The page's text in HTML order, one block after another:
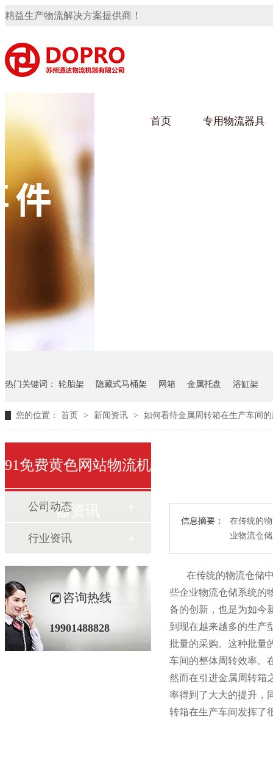
精益生产物流解决方案提供商！
首页 专用物流器具
91免费观看视频架
变速箱托盘
发动机料架
仪表盘料架
手推车
气瓶料架
隐藏式马桶水箱支架
汽车行业
卫浴行业
热门关键词： 轮胎架 隐藏式马桶架 网箱 金属托盘 浴缸架
您的位置： 首页 > 新闻资讯 > 如何看待金属周转箱在生产车间
信息摘要：
在传统的物
业物流仓
在传统的物流仓储中
些企业物流仓储系统的物
备的创新，也是为如今
到现在越来越多的生产
批量的采购。这种批
车间的整体周转效率
然而在引进金属周转箱之
率得到了大大的提升
转箱在生产车间发挥了很
91免费黄色网站物流机
器资讯
公司动态
行业资讯
咨询热线
19901488828